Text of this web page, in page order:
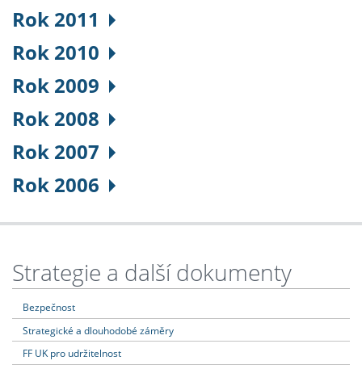
Rok 2011
Rok 2010
Rok 2009
Rok 2008
Rok 2007
Rok 2006
Strategie a další dokumenty
Bezpečnost
Strategické a dlouhodobé záměry
FF UK pro udržitelnost